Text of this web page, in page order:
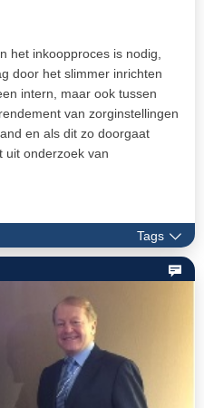
het inkoopproces is nodig,
door het slimmer inrichten
intern, maar ook tussen
van zorginstellingen
en als dit zo doorgaat
uit onderzoek van
leidt – eindelijk grip op de
alleen maar
Dat gevaar moet
de zorginstellingen zelf.
Tags